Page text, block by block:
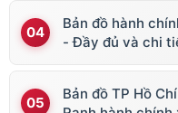
Bản đồ hành
- Đầy đủ và chi
Bản đồ TP Hồ